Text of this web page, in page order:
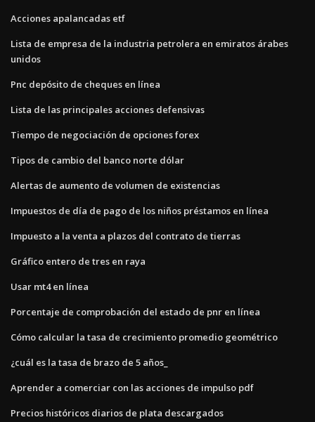
Acciones apalancadas etf
Lista de empresa de la industria petrolera en emiratos árabes
unidos
Pnc depósito de cheques en línea
Lista de las principales acciones defensivas
Tiempo de negociación de opciones forex
Tipos de cambio del banco norte dólar
Alertas de aumento de volumen de existencias
Impuestos de día de pago de los niños préstamos en línea
Impuesto a la venta a plazos del contrato de tierras
Gráfico entero de tres en raya
Usar mt4 en línea
Porcentaje de comprobación del estado de pnr en línea
Cómo calcular la tasa de crecimiento promedio geométrico
¿cuál es la tasa de brazo de 5 años_
Aprender a comerciar con las acciones de impulso pdf
Precios históricos diarios de plata descargados